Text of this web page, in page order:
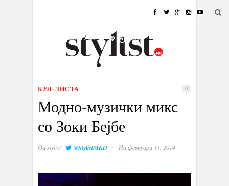
УБАВИНА
КУЛТУРА @РАБОТА
ИЗЛОГ
КУЛ-ЛИСТА 0
Модно-музички микс
со Зоки Бејбе
Одstylist @StylistMKD · На февруари 11, 2014